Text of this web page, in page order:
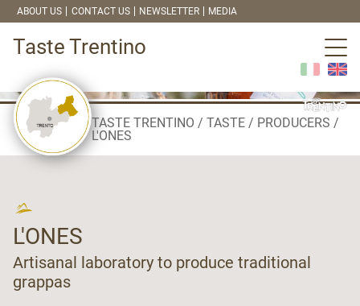
ABOUT US CONTACT US NEWSLETTER MEDIA
Taste Trentino
TASTE TRENTINO TASTE
PRODUCERS
L'ONES
L'ONES
Artisanal laboratory to produce traditional
grappas